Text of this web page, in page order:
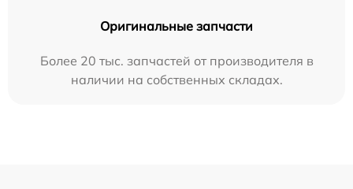
Оригинальные запчасти
Более 20 тыс. запчастей от производителя в
наличии на собственных складах.